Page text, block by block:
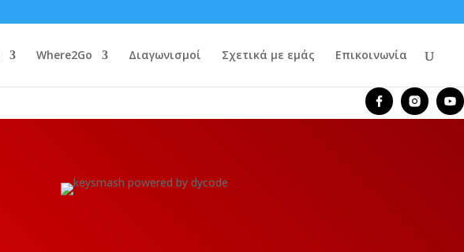
Where2Go Διαγωνισμοί Σχετικά με εμάς Επικοινωνία